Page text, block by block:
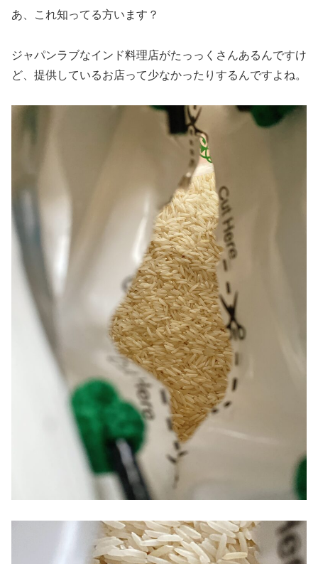
あ、これ知ってる方います？
ジャパンラブなインド料理店がたっっくさんあるんですけ
ど、提供しているお店って少なかったりするんですよね。